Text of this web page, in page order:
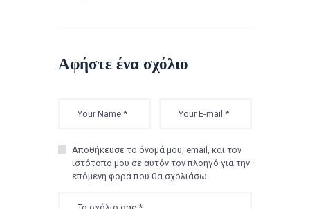
Αφήστε ένα σχόλιο
Αποθήκευσε το όνομά μου, email, και τον
ιστότοπο μου σε αυτόν τον πλοηγό για την
επόμενη φορά που θα σχολιάσω.